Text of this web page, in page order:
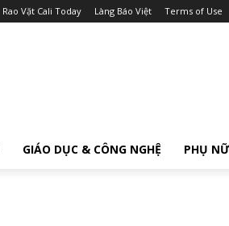
Rao Vặt Cali Today Làng Báo Việt Terms of Use
GIÁO DỤC & CÔNG NGHỆ PHỤ NỮ